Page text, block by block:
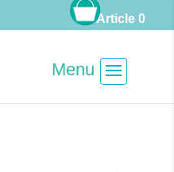
Article 0